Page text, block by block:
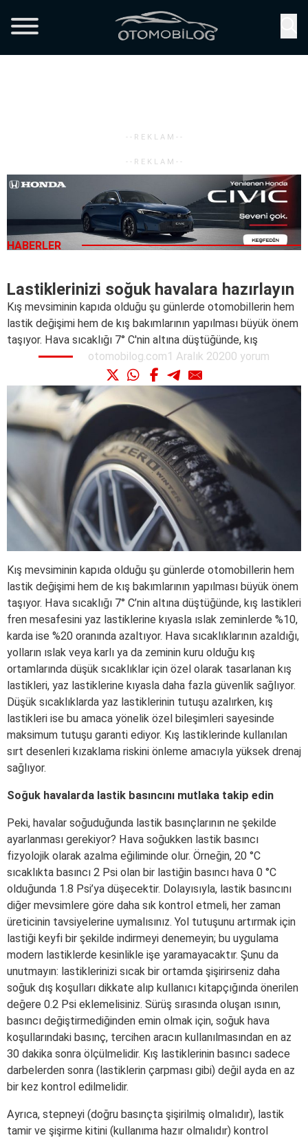
HABERLER
Lastiklerinizi soğuk havalara hazırlayın
Kış mevsiminin kapıda olduğu şu günlerde otomobillerin hem
lastik değişimi hem de kış bakımlarının yapılması büyük önem
taşıyor. Hava sıcaklığı 7° C'nin altına düştüğünde, kış
otomobilog.com1 Aralık 20200 yorum
Kış mevsiminin kapıda olduğu şu günlerde otomobillerin hem
lastik değişimi hem de kış bakımlarının yapılması büyük önem
taşıyor. Hava sıcaklığı 7° C’nin altına düştüğünde, kış lastikleri
fren mesafesini yaz lastiklerine kıyasla ıslak zeminlerde %10,
karda ise %20 oranında azaltıyor. Hava sıcaklıklarının azaldığı,
yolların ıslak veya karlı ya da zeminin kuru olduğu kış
ortamlarında düşük sıcaklıklar için özel olarak tasarlanan kış
lastikleri, yaz lastiklerine kıyasla daha fazla güvenlik sağlıyor.
Düşük sıcaklıklarda yaz lastiklerinin tutuşu azalırken, kış
lastikleri ise bu amaca yönelik özel bileşimleri sayesinde
maksimum tutuşu garanti ediyor. Kış lastiklerinde kullanılan
sırt desenleri kızaklama riskini önleme amacıyla yüksek drenaj
sağlıyor.
Soğuk havalarda lastik basıncını mutlaka takip edin
Peki, havalar soğuduğunda lastik basınçlarının ne şekilde
ayarlanması gerekiyor? Hava soğukken lastik basıncı
fizyolojik olarak azalma eğiliminde olur. Örneğin, 20 °C
sıcaklıkta basıncı 2 Psi olan bir lastiğin basıncı hava 0 °C
olduğunda 1.8 Psi’ya düşecektir. Dolayısıyla, lastik basıncını
diğer mevsimlere göre daha sık kontrol etmeli, her zaman
üreticinin tavsiyelerine uymalısınız. Yol tutuşunu artırmak için
lastiği keyfi bir şekilde indirmeyi denemeyin; bu uygulama
modern lastiklerde kesinlikle işe yaramayacaktır. Şunu da
unutmayın: lastiklerinizi sıcak bir ortamda şişirirseniz daha
soğuk dış koşulları dikkate alıp kullanıcı kitapçığında önerilen
değere 0.2 Psi eklemelisiniz. Sürüş sırasında oluşan ısının,
basıncı değiştirmediğinden emin olmak için, soğuk hava
koşullarındaki basınç, tercihen aracın kullanılmasından en az
30 dakika sonra ölçülmelidir. Kış lastiklerinin basıncı sadece
darbelerden sonra (lastiklerin çarpması gibi) değil ayda en az
bir kez kontrol edilmelidir.
Ayrıca, stepneyi (doğru basınçta şişirilmiş olmalıdır), lastik
tamir ve şişirme kitini (kullanıma hazır olmalıdır) kontrol